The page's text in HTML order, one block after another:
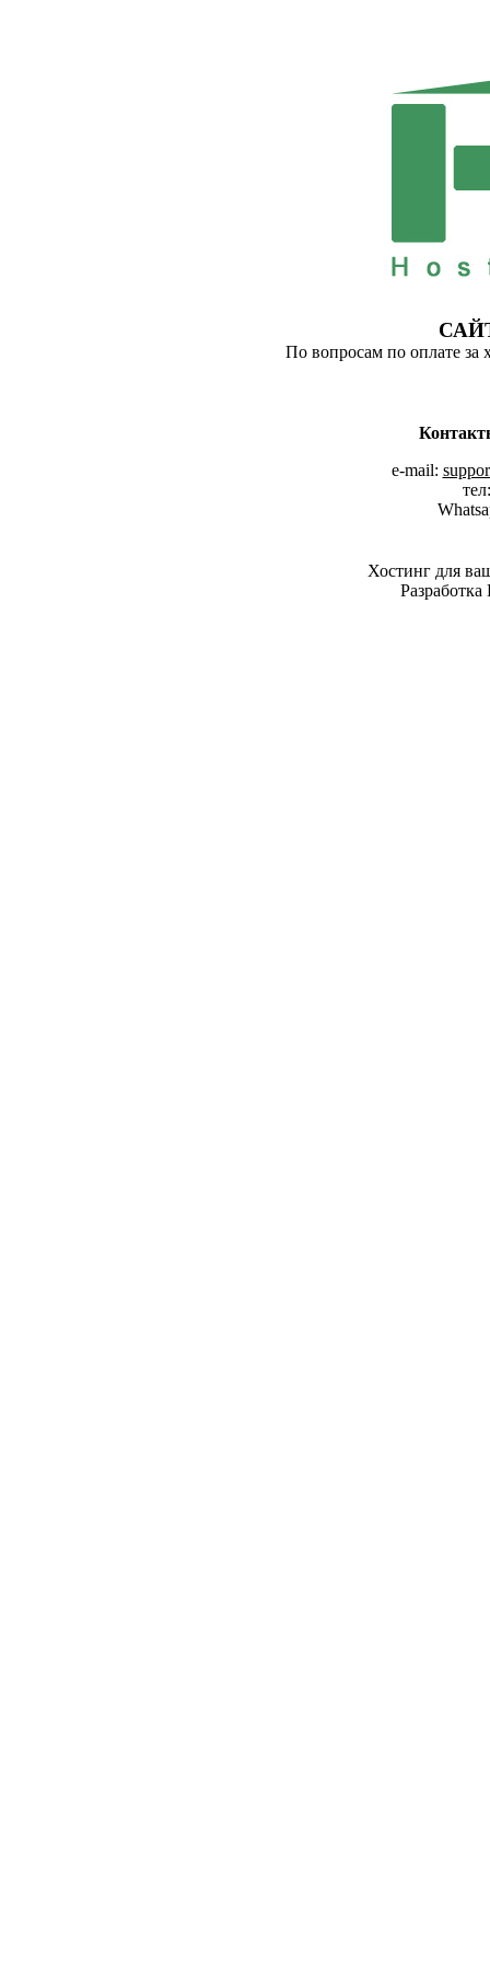
По вопросам по оплате за
e-mail:
Хостинг для